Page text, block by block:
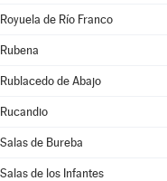
Royuela de Río Franco
Rubena
Rublacedo de Abajo
Rucandio
Salas de Bureba
Salas de los Infantes